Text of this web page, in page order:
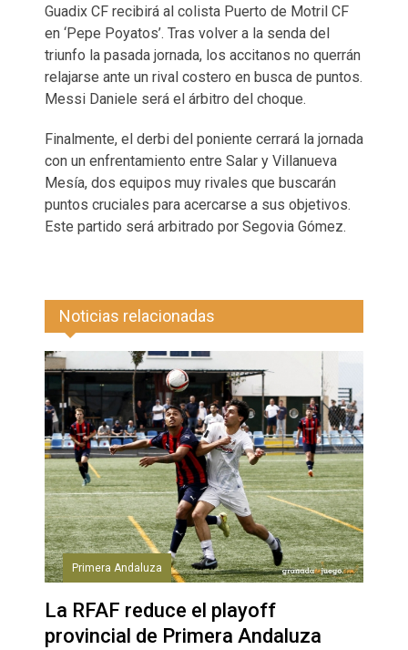
Guadix CF recibirá al colista Puerto de Motril CF
en ‘Pepe Poyatos’. Tras volver a la senda del
triunfo la pasada jornada, los accitanos no querrán
relajarse ante un rival costero en busca de puntos.
Messi Daniele será el árbitro del choque.
Finalmente, el derbi del poniente cerrará la jornada
con un enfrentamiento entre Salar y Villanueva
Mesía, dos equipos muy rivales que buscarán
puntos cruciales para acercarse a sus objetivos.
Este partido será arbitrado por Segovia Gómez.
Noticias relacionadas
Primera Andaluza
La RFAF reduce el playoff
provincial de Primera Andaluza